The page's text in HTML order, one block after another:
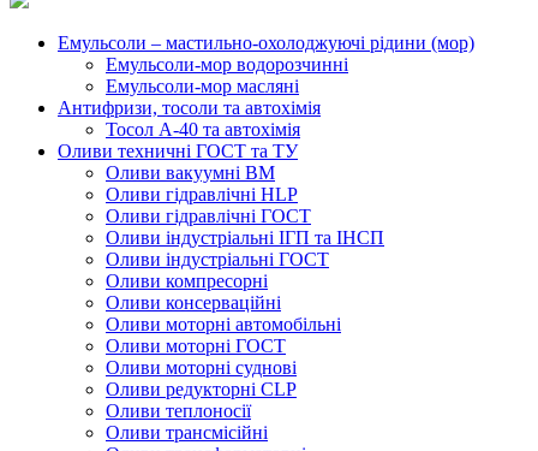
Емульсоли – мастильно-охолоджуючі рідини (мор)
Емульсоли-мор водорозчинні
Емульсоли-мор масляні
Антифризи, тосоли та автохімія
Тосол А-40 та автохімія
Оливи техничні ГОСТ та ТУ
Оливи вакуумні ВМ
Оливи гідравлічні HLP
Оливи гідравлічні ГОСТ
Оливи індустріальні ІГП та ІНСП
Оливи індустріальні ГОСТ
Оливи компресорні
Оливи консерваційні
Оливи моторні автомобільні
Оливи моторні ГОСТ
Оливи моторні суднові
Оливи редукторні CLP
Оливи теплоносії
Оливи трансмісійні